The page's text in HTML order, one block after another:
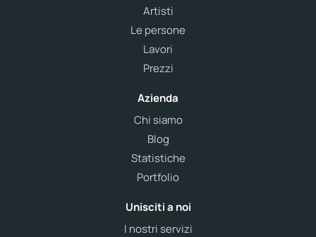
Artisti
Le persone
Lavori
Prezzi
Azienda
Chi siamo
Blog
Statistiche
Portfolio
Unisciti a noi
I nostri servizi